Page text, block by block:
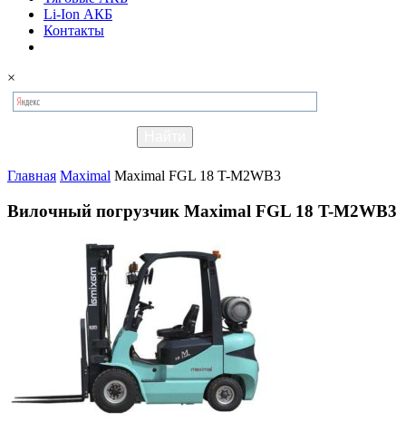
Li-Ion АКБ
Контакты
×
Главная Maximal Maximal FGL 18 T-M2WB3
Вилочный погрузчик Maximal FGL 18 T-M2WB3